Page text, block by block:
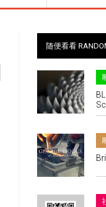
随便看看